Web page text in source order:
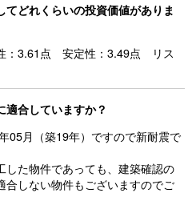
どれくらいの投資価値がありま
：3.61点 安定性：3.49点 リス
適合していますか？
05月（築19年）ですので新耐震で
た物件であっても、建築確認の
合しない物件もございますのでご